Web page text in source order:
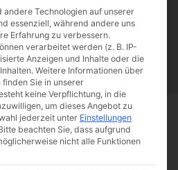
Liebe Familie
Katholizismus
vitae Katholische Kirche
Technologien auf unserer
essenziell, während andere uns
Erfahrung zu verbessern.
verarbeitet werden (z. B. IP-
Anzeigen und Inhalte oder die
Weitere Informationen über
Sie in unserer
keine Verpflichtung, in die
um dieses Angebot zu
jederzeit unter Einstellungen
beachten Sie, dass aufgrund
nicht alle Funktionen